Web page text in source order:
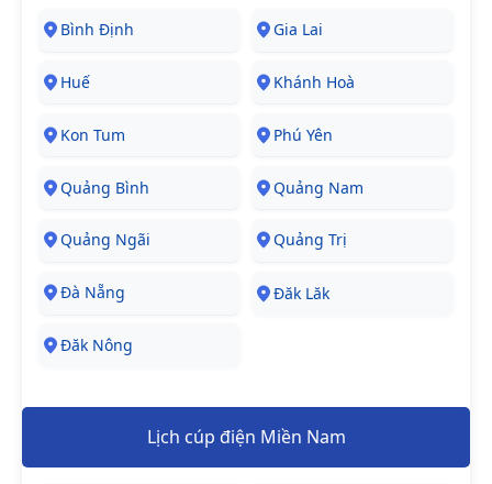
Bình Định Gia Lai
Huế Khánh Hoà
Kon Tum Phú Yên
Quảng Bình Quảng Nam
Quảng Ngãi Quảng Trị
Đà Nẵng Đăk Lăk
Đăk Nông
Lịch cúp điện Miền Nam